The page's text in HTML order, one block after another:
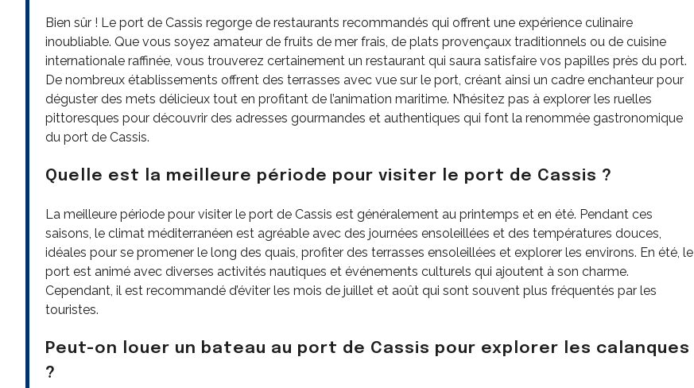
Bien sûr ! Le port de Cassis regorge de restaurants recommandés qui offrent une expérience culinaire
inoubliable. Que vous soyez amateur de fruits de mer frais, de plats provençaux traditionnels ou de cuisine
internationale raffinée, vous trouverez certainement un restaurant qui saura satisfaire vos papilles près du port.
De nombreux établissements offrent des terrasses avec vue sur le port, créant ainsi un cadre enchanteur pour
déguster des mets délicieux tout en profitant de l’animation maritime. N’hésitez pas à explorer les ruelles
pittoresques pour découvrir des adresses gourmandes et authentiques qui font la renommée gastronomique
du port de Cassis.
Quelle est la meilleure période pour visiter le port de Cassis ?
La meilleure période pour visiter le port de Cassis est généralement au printemps et en été. Pendant ces
saisons, le climat méditerranéen est agréable avec des journées ensoleillées et des températures douces,
idéales pour se promener le long des quais, profiter des terrasses ensoleillées et explorer les environs. En été, le
port est animé avec diverses activités nautiques et événements culturels qui ajoutent à son charme.
Cependant, il est recommandé d’éviter les mois de juillet et août qui sont souvent plus fréquentés par les
touristes.
Peut-on louer un bateau au port de Cassis pour explorer les calanques
?